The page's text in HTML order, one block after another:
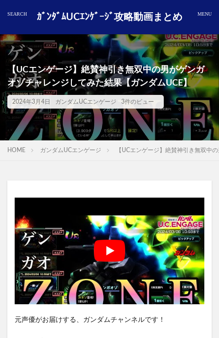
ｶﾞﾝﾀﾞﾑUCｴﾝｹﾞｰｼﾞ攻略動画まとめ
【UCエンゲージ】絶賛神引き無双中の男がゲンガ
オゾチャレンジしてみた結果【ガンダムUCE】
2024年3月4日 ガンダムUCエンゲージ 3件のビュー
HOME ガンダムUCエンゲージ 【UCエンゲージ】絶賛神引き無双中
元声優がお届けする、ガンダムチャンネルです！